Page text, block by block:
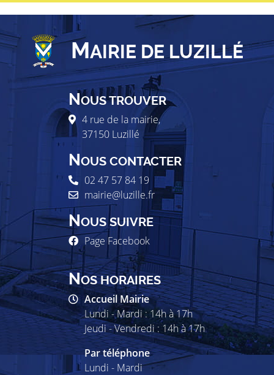
MAIRIE DE LUZILLÉ
NOUS TROUVER
4 rue de la mairie,
37150 Luzillé
NOUS CONTACTER
02 47 57 84 19
mairie@luzille.fr
NOUS SUIVRE
Page Facebook
NOS HORAIRES
Accueil Mairie
Lundi - Mardi : 14h à 17h
Jeudi - Vendredi : 14h à 17h
Par téléphone
Lundi - Mardi